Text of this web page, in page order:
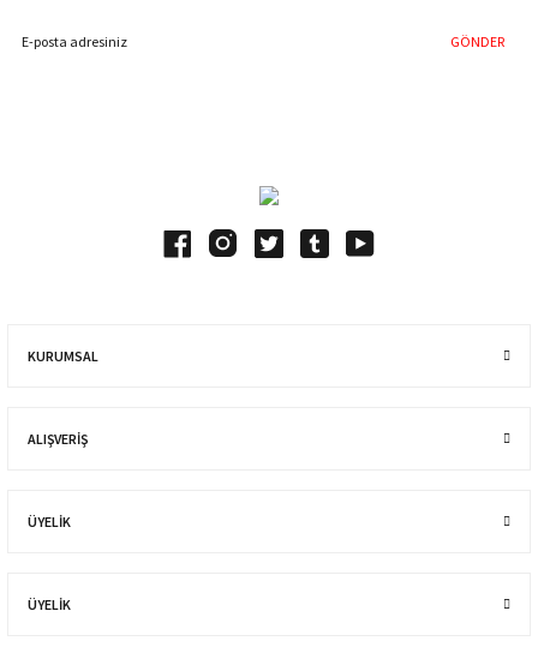
GÖNDER
KURUMSAL
ALIŞVERIŞ
ÜYELİK
ÜYELİK